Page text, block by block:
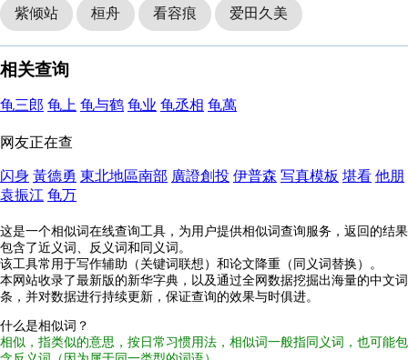
紫倾站 桓舟 看容痕 爱田久美
相关查询
龟三郎 龟上 龟与鹤 龟业 龟丞相 龟萬
网友正在查
闪身 黃德勇 東北地區南部 廣證創投 伊普森 写真模板 堪看 他朋
袁振江 龟万
这是一个相似词在线查询工具，为用户提供相似词查询服务，返回的结果
包含了近义词、反义词和同义词。
该工具常用于写作辅助（关键词联想）和论文降重（同义词替换）。
本网站收录了最新版的新华字典，以及通过全网数据挖掘出海量的中文词
条，并对数据进行持续更新，保证查询的效果与时俱进。
什么是相似词？
相似，指类似的意思，按日常习惯用法，相似词一般指同义词，也可能包